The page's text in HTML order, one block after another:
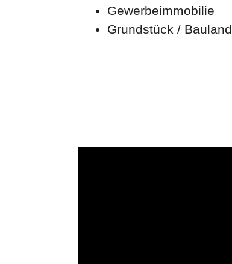
Gewerbeimmobilie
Grundstück / Bauland